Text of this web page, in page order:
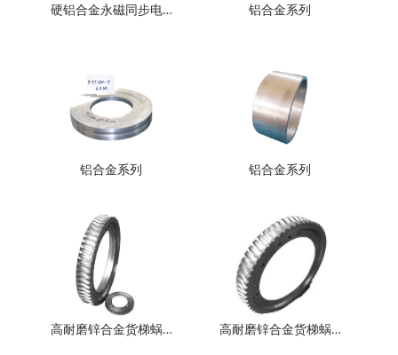
硬铝合金永磁同步电… 铝合金系列
铝合金系列 铝合金系列
高耐磨锌合金货梯蜗… 高耐磨锌合金货梯蜗…